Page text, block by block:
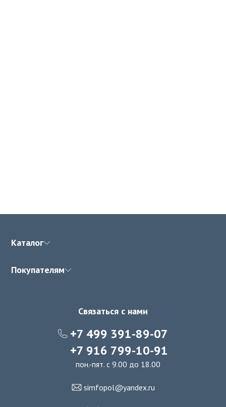
Каталог
Покупателям
Связаться с нами
+7 499 391-89-07
+7 916 799-10-91
пон.-пят. с 9.00 до 18.00
simfopol@yandex.ru